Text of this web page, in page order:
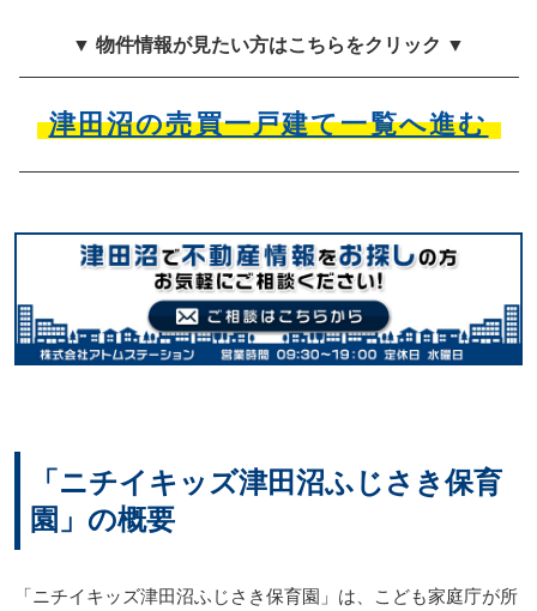
▼ 物件情報が見たい方はこちらをクリック ▼
津田沼の売買一戸建て一覧へ進む
「ニチイキッズ津田沼ふじさき保育
園」の概要
「ニチイキッズ津田沼ふじさき保育園」は、こども家庭庁が所